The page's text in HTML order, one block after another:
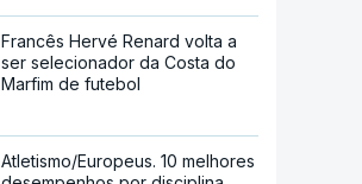
Francês Hervé Renard volta a
ser selecionador da Costa do
Marfim de futebol
Atletismo/Europeus. 10 melhores